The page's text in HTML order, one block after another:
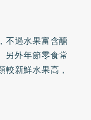
不過水果富含醣
另外年節零食常
新鮮水果高，